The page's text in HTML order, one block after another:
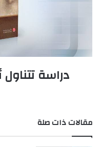
دراسة تتناول
مقالات ذات صلة